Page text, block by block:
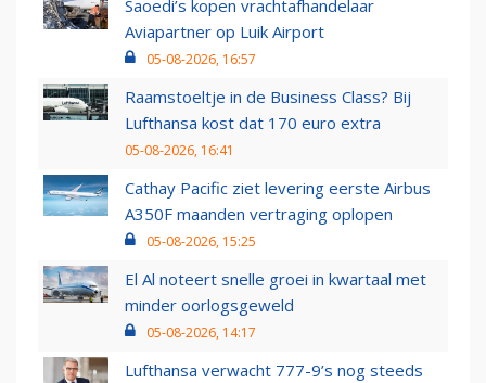
Saoedi’s kopen vrachtafhandelaar
Aviapartner op Luik Airport
05-08-2026, 16:57
Raamstoeltje in de Business Class? Bij
Lufthansa kost dat 170 euro extra
05-08-2026, 16:41
Cathay Pacific ziet levering eerste Airbus
A350F maanden vertraging oplopen
05-08-2026, 15:25
El Al noteert snelle groei in kwartaal met
minder oorlogsgeweld
05-08-2026, 14:17
Lufthansa verwacht 777-9’s nog steeds